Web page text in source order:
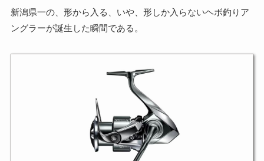
新潟県一の、形から入る、いや、形しか入らないヘボ釣りア
ングラーが誕生した瞬間である。